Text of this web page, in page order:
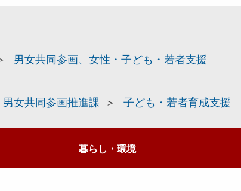
男女共同参画、女性・子ども・若者支援
男女共同参画推進課 子ども・若者育成支援
暮らし・環境